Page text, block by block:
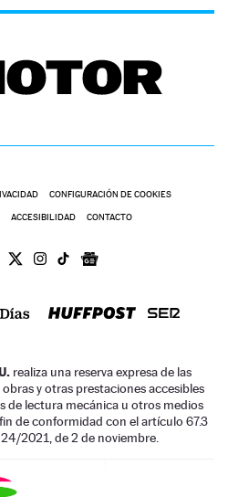
CONFIGURACIÓN DE COOKIES
ACCESIBILIDAD CONTACTO
realiza una reserva expresa de las
y otras prestaciones accesibles
de lectura mecánica u otros medios
de conformidad con el artículo 67.3
2021, de 2 de noviembre.